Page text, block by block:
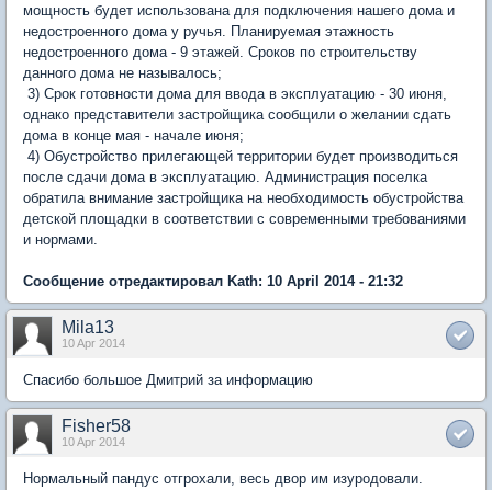
мощность будет использована для подключения нашего дома и
недостроенного дома у ручья. Планируемая этажность
недостроенного дома - 9 этажей. Сроков по строительству
данного дома не называлось;
3) Срок готовности дома для ввода в эксплуатацию - 30 июня,
однако представители застройщика сообщили о желании сдать
дома в конце мая - начале июня;
4) Обустройство прилегающей территории будет производиться
после сдачи дома в эксплуатацию. Администрация поселка
обратила внимание застройщика на необходимость обустройства
детской площадки в соответствии с современными требованиями
и нормами.
Сообщение отредактировал Kath: 10 April 2014 - 21:32
Mila13
10 Apr 2014
Спасибо большое Дмитрий за информацию
Fisher58
10 Apr 2014
Нормальный пандус отгрохали, весь двор им изуродовали.